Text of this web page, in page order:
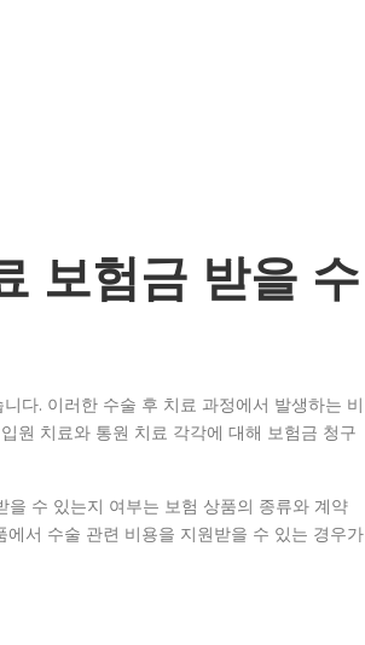
보험금 받을 수
다. 이러한 수술 후 치료 과정에서 발생하는 비
원 치료와 통원 치료 각각에 대해 보험금 청구
수 있는지 여부는 보험 상품의 종류와 계약
서 수술 관련 비용을 지원받을 수 있는 경우가